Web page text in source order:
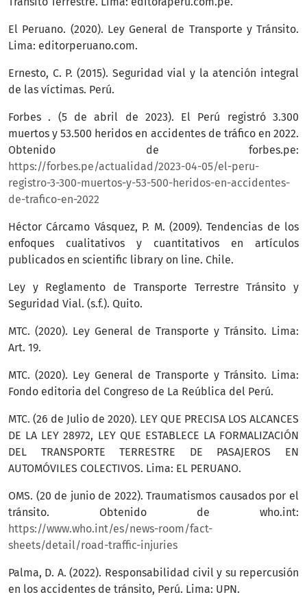
El Peruano. (2020). Ley General de Transporte y Tránsito.
Lima: editorperuano.com.
Ernesto, C. P. (2015). Seguridad vial y la atención integral
de las víctimas. Perú.
Forbes . (5 de abril de 2023). El Perú registró 3.300
muertos y 53.500 heridos en accidentes de tráfico en 2022.
Obtenido de forbes.pe:
https://forbes.pe/actualidad/2023-04-05/el-peru-
registro-3-300-muertos-y-53-500-heridos-en-accidentes-
de-trafico-en-2022
Héctor Cárcamo Vásquez, P. M. (2009). Tendencias de los
enfoques cualitativos y cuantitativos en artículos
publicados en scientific library on line. Chile.
Ley y Reglamento de Transporte Terrestre Tránsito y
Seguridad Vial. (s.f.). Quito.
MTC. (2020). Ley General de Transporte y Tránsito. Lima:
Art. 19.
MTC. (2020). Ley General de Transporte y Tránsito. Lima:
Fondo editoria del Congreso de La Reública del Perú.
MTC. (26 de Julio de 2020). LEY QUE PRECISA LOS ALCANCES
DE LA LEY 28972, LEY QUE ESTABLECE LA FORMALIZACIÓN
DEL TRANSPORTE TERRESTRE DE PASAJEROS EN
AUTOMÓVILES COLECTIVOS. Lima: EL PERUANO.
OMS. (20 de junio de 2022). Traumatismos causados por el
tránsito. Obtenido de who.int:
https://www.who.int/es/news-room/fact-
sheets/detail/road-traffic-injuries
Palma, D. A. (2022). Responsabilidad civil y su repercusión
en los accidentes de tránsito, Perú. Lima: UPN.